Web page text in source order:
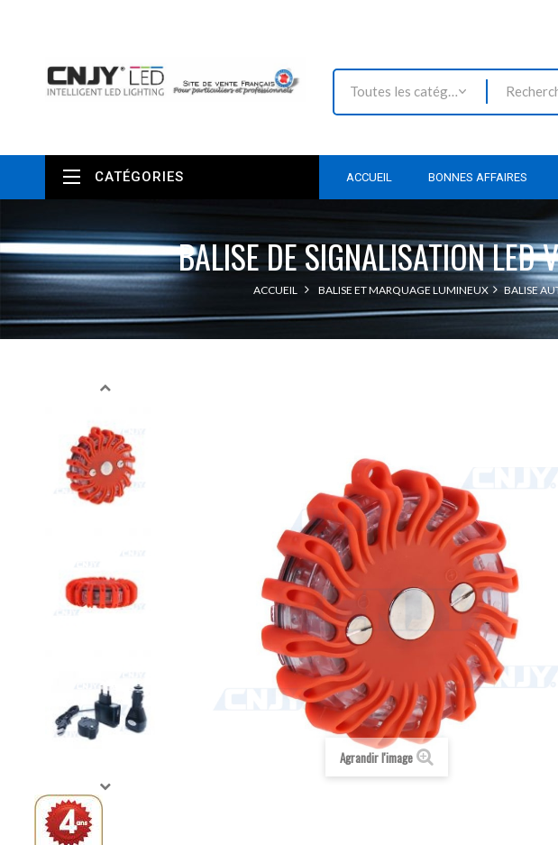
Toutes les catégories
ACCUEIL BONNES AFFAIRES
CATÉGORIES
BALISE DE SIGNALISATION
ACCUEIL BALISE ET MARQUAGE LUMINEUX BALISE
Agrandir l'image